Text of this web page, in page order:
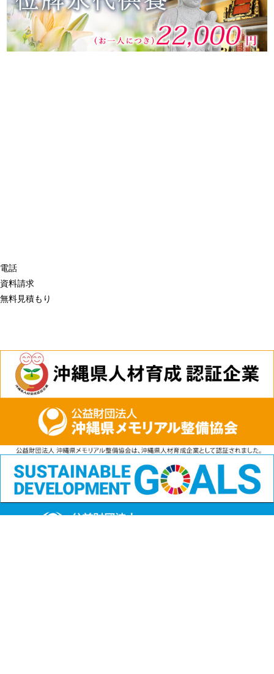
電話
資料請求
無料見積もり